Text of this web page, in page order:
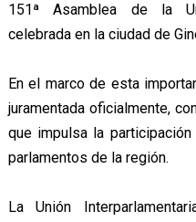
151ª Asamblea de la
celebrada en la ciudad de
En el marco de esta
juramentada oficialmente,
que impulsa la
parlamentos de la región.
La Unión